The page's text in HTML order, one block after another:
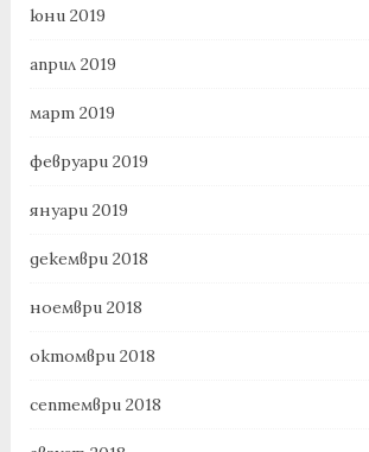
юни 2019
април 2019
март 2019
февруари 2019
януари 2019
декември 2018
ноември 2018
октомври 2018
септември 2018